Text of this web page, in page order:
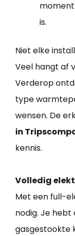
is.
Niet elke
Veel hangt af
Verderop
type
wensen. De
in
kennis.
Volledig
Met een full-
nodig. Je hebt
gasgestookte